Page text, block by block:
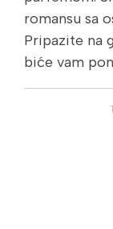
romansu sa
Pripazite na
biće vam